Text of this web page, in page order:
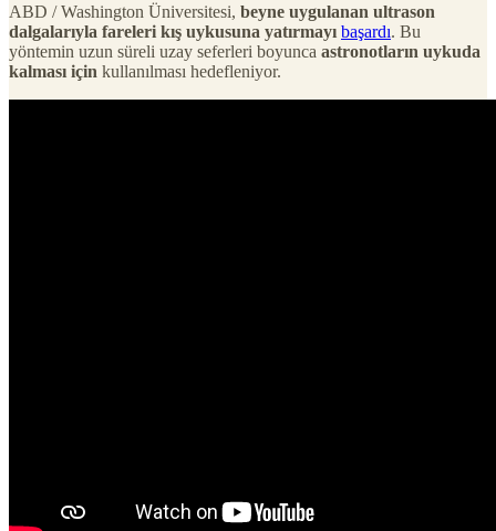
ABD / Washington Üniversitesi, beyne uygulanan ultrason
dalgalarıyla fareleri kış uykusuna yatırmayı başardı. Bu
yöntemin uzun süreli uzay seferleri boyunca astronotların uykuda
kalması için kullanılması hedefleniyor.